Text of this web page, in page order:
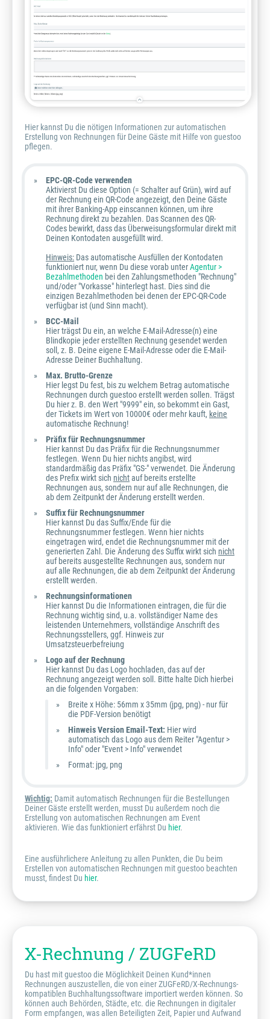
Hier kannst Du die nötigen Informationen zur automatischen
Erstellung von Rechnungen für Deine Gäste mit Hilfe von guestoo
pflegen.
EPC-QR-Codeverwenden
Aktivierst Du diese Option (= Schalter auf Grün), wird auf
der Rechnung ein QR-Code angezeigt, den Deine Gäste
mit ihrer Banking-App einscannen können, um ihre
Rechnung direkt zu bezahlen. Das Scannen des QR-
Codes bewirkt, dass das Überweisungsformular direkt mit
Deinen Kontodaten ausgefüllt wird.
Hinweis: Das automatische Ausfüllen der Kontodaten
funktioniert nur, wenn Du diese vorab unterAgentur >
Bezahlmethoden bei den Zahlungsmethoden "Rechnung"
und/oder "Vorkasse" hinterlegt hast. Dies sind die
einzigen Bezahlmethoden bei denen der EPC-QR-Code
verfügbar ist (und Sinn macht).
BCC-Mail
Hier trägst Du ein, an welche E-Mail-Adresse(n) eine
Blindkopie jeder erstellten Rechnung gesendet werden
soll, z. B. Deine eigene E-Mail-Adresse oder die E-Mail-
Adresse Deiner Buchhaltung.
Max. Brutto-Grenze
Hier legst Du fest, bis zu welchem Betrag automatische
Rechnungen durch guestoo erstellt werden sollen. Trägst
Du hier z. B. den Wert "9999" ein, so bekommt ein Gast,
der Tickets im Wert von 10000€ oder mehr kauft, keine
automatische Rechnung!
Präfix für Rechnungsnummer
Hier kannst Du das Präfix für die Rechnungsnummer
festlegen. Wenn Du hier nichts angibst, wird
standardmäßig das Präfix "GS-" verwendet. Die Änderung
des Prefix wirkt sich nichtauf bereits erstellte
Rechnungen aus, sondern nur auf alle Rechnungen, die
ab dem Zeitpunkt der Änderung erstellt werden.
Suffix für Rechnungsnummer
Hier kannst Du das Suffix/Ende für die
Rechnungsnummer festlegen. Wenn hier nichts
eingetragen wird, endet die Rechnungsnummer mit der
generierten Zahl. Die Änderung des Suffix wirkt sich nicht
auf bereits ausgestellte Rechnungen aus, sondern nur
auf alle Rechnungen, die ab dem Zeitpunkt der Änderung
erstellt werden.
Rechnungsinformationen
Hier kannst Du die Informationen eintragen, die für die
Rechnung wichtig sind, u.a. vollständiger Name des
leistenden Unternehmers, vollständige Anschrift des
Rechnungsstellers, ggf. Hinweis zur
Umsatzsteuerbefreiung
Logo auf der Rechnung
Hier kannst Du das Logo hochladen, das auf der
Rechnung angezeigt werden soll. Bitte halte Dich hierbei
an die folgenden Vorgaben:
Breite x Höhe: 56mm x 35mm (jpg, png) - nur für
die PDF-Version benötigt
Hinweis Version Email-Text: Hier wird
automatisch das Logo aus dem Reiter "Agentur >
Info" oder "Event > Info" verwendet
Format: jpg, png
Wichtig: Damit automatisch Rechnungen für die Bestellungen
Deiner Gäste erstellt werden, musst Du außerdem noch die
Erstellung von automatischen Rechnungen am Event
aktivieren. Wie das funktioniert erfährst Du hier.
Eine ausführlichere Anleitung zu allen Punkten, die Du beim
Erstellen von automatischen Rechnungen mit guestoo beachten
musst, findest Du hier.
X-Rechnung / ZUGFeRD
Du hast mit guestoo die Möglichkeit Deinen Kund*innen
Rechnungen auszustellen, die von einer ZUGFeRD/X-Rechnungs-
kompatiblen Buchhaltungssoftware importiert werden können. So
können auch Behörden, Städte, etc. die Rechnungen in digitaler
Form empfangen, was allen Beteiligten Zeit, Papier und Aufwand